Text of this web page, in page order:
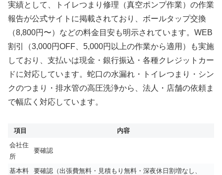
実績として、トイレつまり修理（真空ポンプ作業）の作業
報告が公式サイトに掲載されており、ボールタップ交換
（8,800円〜）などの料金目安も明示されています。WEB
割引（3,000円OFF、5,000円以上の作業から適用）も実施
しており、支払いは現金・銀行振込・各種クレジットカー
ドに対応しています。蛇口の水漏れ・トイレつまり・シン
クのつまり・排水管の高圧洗浄から、法人・店舗の依頼ま
で幅広く対応しています。
項目
内容
会社住
所
要確認
基本料
要確認（出張費無料・見積もり無料・深夜休日割増なし、